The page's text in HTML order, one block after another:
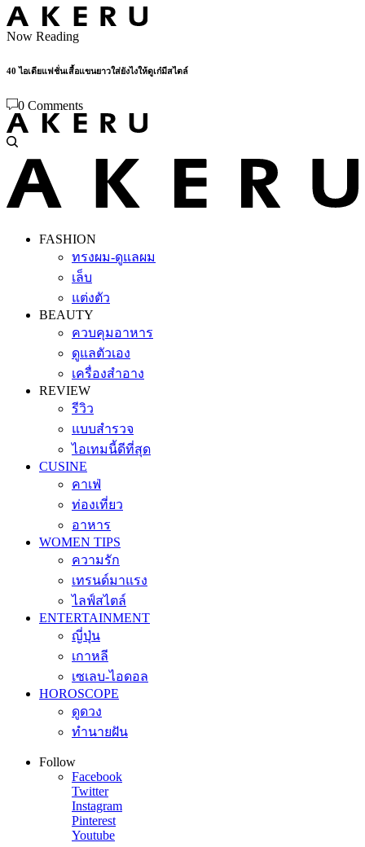
Now Reading
40 ไอเดียแฟชั่นเสื้อแขนยาวใส่ยังไงให้ดูเก๋มีสไตล์
0 Comments
FASHION
ทรงผม-ดูแลผม
เล็บ
แต่งตัว
BEAUTY
ควบคุมอาหาร
ดูแลตัวเอง
เครื่องสำอาง
REVIEW
รีวิว
แบบสำรวจ
ไอเทมนี้ดีที่สุด
CUSINE
คาเฟ่
ท่องเที่ยว
อาหาร
WOMEN TIPS
ความรัก
เทรนด์มาแรง
ไลฟ์สไตล์
ENTERTAINMENT
ญี่ปุ่น
เกาหลี
เซเลบ-ไอดอล
HOROSCOPE
ดูดวง
ทำนายฝัน
Follow
Facebook
Twitter
Instagram
Pinterest
Youtube